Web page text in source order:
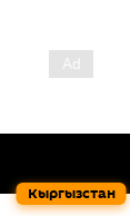
Кыргызстан